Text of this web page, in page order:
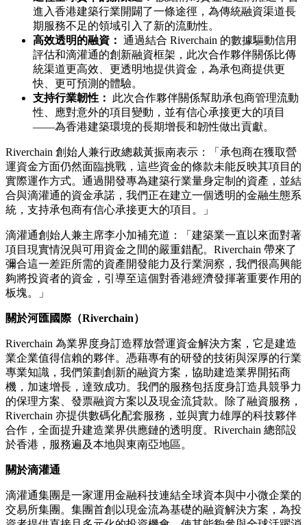
進入香港建築行業開闢了一條途徑，為傳統融資渠道長
期服務不足的領域引入了新的流動性。
高效透明的融資： 通過結合 Riverchain 的數據驅動信用
評估和滴灌通的創新融資框架，此次合作夥伴關係比傳
統渠道更高效、更透明地提供資金，為承包商提供更
快、更可預測的體驗。
支持行業韌性：
此次合作夥伴關係幫助承包商管理流動
性、應對意外的項目變動，並有信心承接更大的項目
——為香港建築環境的長期增長和韌性做出貢獻。
Riverchain 創始人兼行政總裁黃振南表示：「承包商在獲取營
運資金方面仍然面臨挑戰，這些資金的條款未能反映其項目的
實際運作方式。通過開發專為建築行業量身定制的資產，並結
合與滴灌通的資金承諾，我們正在建立一個透明的金融生態系
統，支持承包商有信心承接更大的項目。」
滴灌通創始人兼主席李小加補充道：「建築業一直以來面對著
項目現實情況與可用資金之間的嚴重錯配。Riverchain 帶來了
彌合這一差距所需的資產開發能力及行業洞察，我們很高興能
夠將投資者的資金，引導至這個對香港經濟發揮著重要作用的
板塊。」
關於河匯國際（Riverchain）
Riverchain 為業界度身訂造釋放營運資金解決方案，它是建造
業企業值得信賴的夥伴。憑藉專有的研發的技術與深厚的行業
專業知識，我們策劃創新的融資方案，協助建造業界開拓商
機，加速增長，達致成功。我們的服務包括度身訂造具競爭力
的保理方案、發票融資方案以及現金流貸款。除了融資服務，
Riverchain 亦提供數碼化配套服務，並與實力雄厚的科技夥伴
合作，全面提升建造業界供應鏈的透明度。Riverchain 總部設
於香港，服務遍及本地與東南亞地區。
關於滴灌通
滴灌通集團是一家運用金融科技連結全球資本與中小微企業的
交易所集團。集團首創以現金流為基礎的融資解決方案，為投